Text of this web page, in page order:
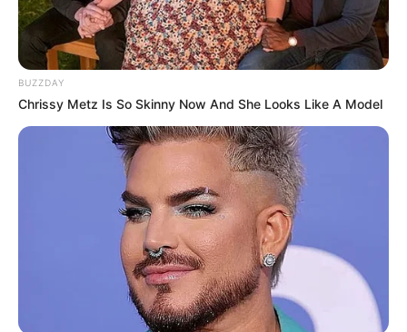
BUZZDAY
Chrissy Metz Is So Skinny Now And She Looks Like A Model